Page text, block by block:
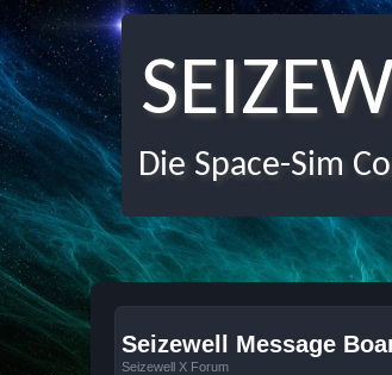
Die Space-Sim
Seizewell Message
Seizewell X Forum